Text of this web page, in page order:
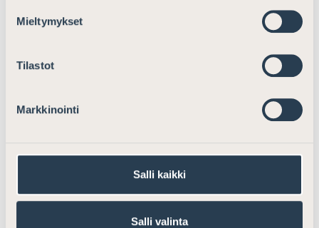
Mieltymykset
Tilastot
Markkinointi
Salli kaikki
Salli valinta
voidaan jo voimassa olevan lainsäädännön puitteissa
toimittaa ilman ennakkoilmoitusta. Esityksen
vaikka voitaisiin katsoa, että se olisi esimerkiksi
esityksessä esitetyissä esimerkkitapauksissa ollut
oletettavaa, ettei salaiselle kotietsinnälle ole suurta
tarvetta. Käytännössä kotietsintä toteutetaan nykyisin
yleensä siinä vaiheessa, kun epäilty otetaan kiinni.
Kotietsintöjen ja kiinniottojen synkronointi on nyt jo